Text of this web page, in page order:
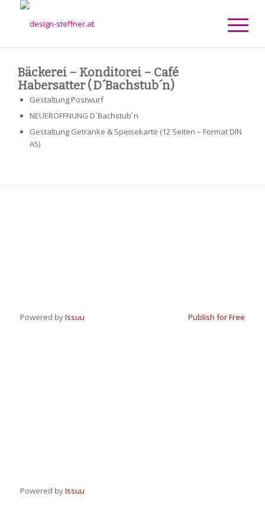
Bäckerei – Konditorei – Café
Habersatter ( D´Bachstub´n)
Gestaltung Postwurf
NEUERÖFFNUNG D´Bachstub´n
Gestaltung Getränke & Speisekarte (12 Seiten – Format DIN
A5)
Powered byIssuu Publish for Free
Powered byIssuu